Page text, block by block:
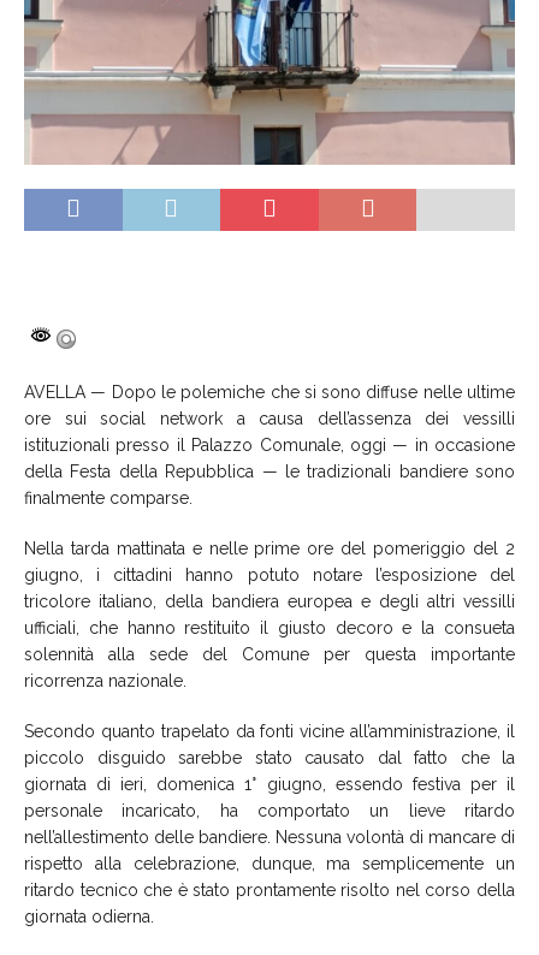
AVELLA — Dopo le polemiche che si sono diffuse nelle ultime
ore sui social network a causa dell’assenza dei vessilli
istituzionali presso il Palazzo Comunale, oggi — in occasione
della Festa della Repubblica — le tradizionali bandiere sono
finalmente comparse.
Nella tarda mattinata e nelle prime ore del pomeriggio del 2
giugno, i cittadini hanno potuto notare l’esposizione del
tricolore italiano, della bandiera europea e degli altri vessilli
ufficiali, che hanno restituito il giusto decoro e la consueta
solennità alla sede del Comune per questa importante
ricorrenza nazionale.
Secondo quanto trapelato da fonti vicine all’amministrazione, il
piccolo disguido sarebbe stato causato dal fatto che la
giornata di ieri, domenica 1° giugno, essendo festiva per il
personale incaricato, ha comportato un lieve ritardo
nell’allestimento delle bandiere. Nessuna volontà di mancare di
rispetto alla celebrazione, dunque, ma semplicemente un
ritardo tecnico che è stato prontamente risolto nel corso della
giornata odierna.